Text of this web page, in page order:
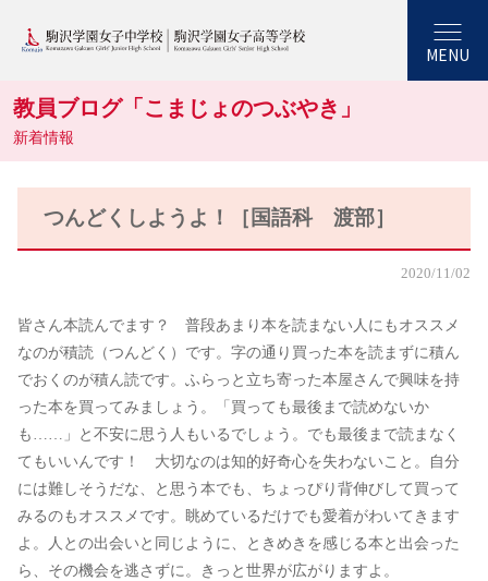
MENU
教員ブログ「こまじょのつぶやき」
新着情報
つんどくしようよ！［国語科 渡部］
2020/11/02
皆さん本読んでます？ 普段あまり本を読まない人にもオススメ
なのが積読（つんどく）です。字の通り買った本を読まずに積ん
でおくのが積ん読です。ふらっと立ち寄った本屋さんで興味を持
った本を買ってみましょう。「買っても最後まで読めないか
も……」と不安に思う人もいるでしょう。でも最後まで読まなく
てもいいんです！ 大切なのは知的好奇心を失わないこと。自分
には難しそうだな、と思う本でも、ちょっぴり背伸びして買って
みるのもオススメです。眺めているだけでも愛着がわいてきます
よ。人との出会いと同じように、ときめきを感じる本と出会った
ら、その機会を逃さずに。きっと世界が広がりますよ。